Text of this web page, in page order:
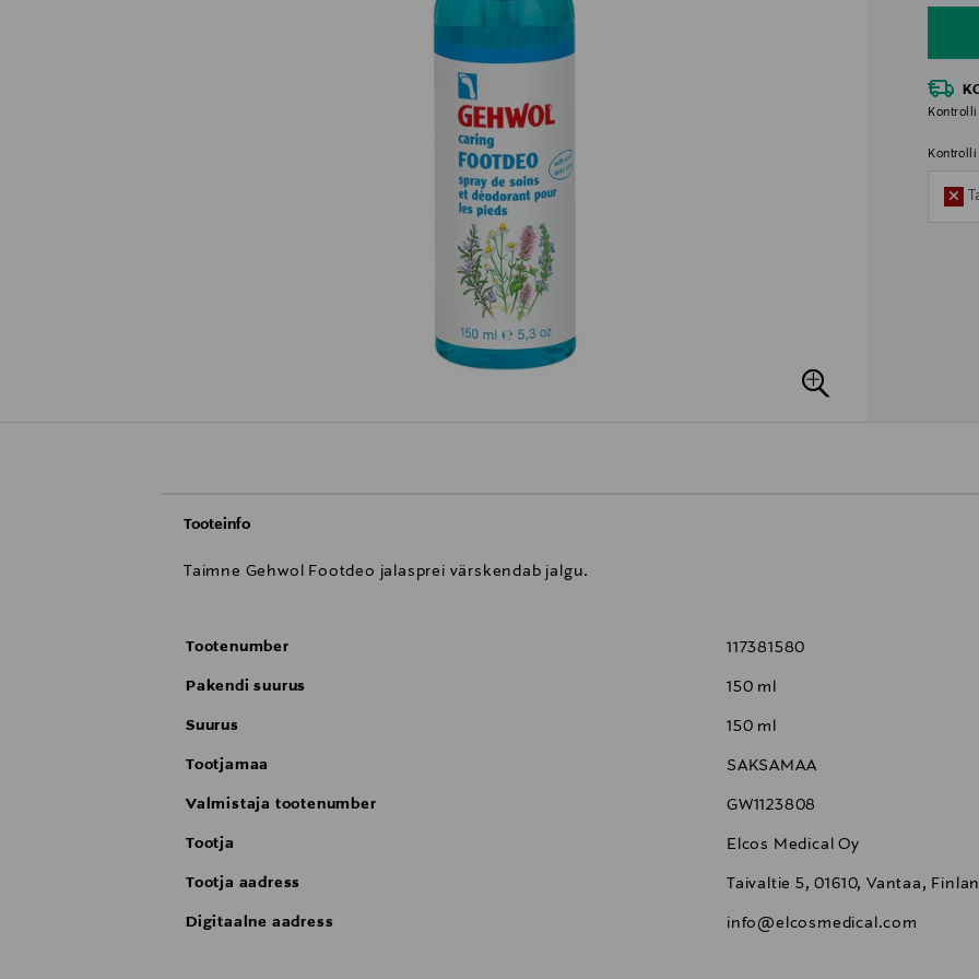
Kontrolli
Tooteinfo
Taimne Gehwol Footdeo jalasprei värskendab jalgu.
Tootenumber 117381580
Pakendi suurus 150 ml
Suurus 150 ml
Tootjamaa SAKSAMAA
Valmistaja tootenumber GW1123808
Tootja Elcos Medical Oy
Tootja aadress Taivaltie 5, 01610, Vantaa,
Digitaalne aadress info@elcosmedical.com